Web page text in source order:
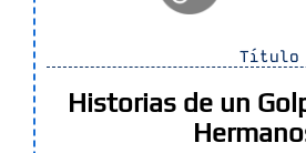
Título
Historias de un